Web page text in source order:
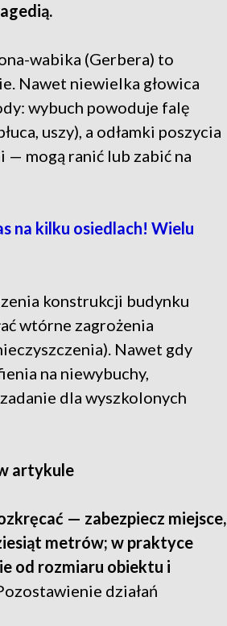
wabika (Gerbera) to
Nawet niewielka głowica
wybuch powoduje falę
uszy), a odłamki poszycia
— mogą ranić lub zabić na
na kilku osiedlach! Wielu
konstrukcji budynku
wtórne zagrożenia
Nawet gdy
na niewybuchy,
dla wyszkolonych
artykule
— zabezpiecz miejsce,
metrów; w praktyce
od rozmiaru obiektu i
działań